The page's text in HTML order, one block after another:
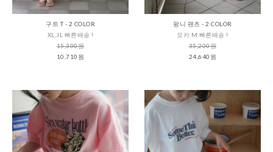
구트 T - 2 COLOR
XL,JL 빠른배송 !
15,300원
10,710원
팡니 팬츠 - 2 COLOR
모카 M 빠른배송 !
35,200원
24,640원